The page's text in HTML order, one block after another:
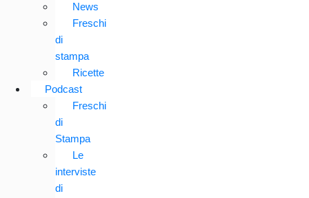
News
Freschi
di
stampa
Ricette
Podcast
Freschi
di
Stampa
Le
interviste
di